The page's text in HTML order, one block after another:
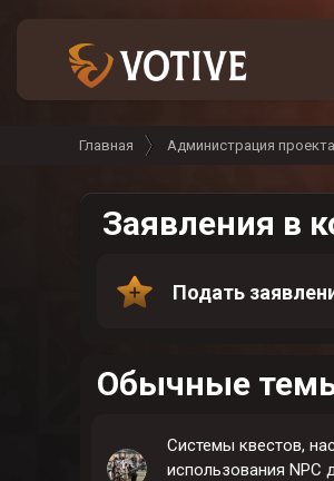
Главная Администрация проекта
Заявления в
Подать
Обычные
Системы квестов,
использования NPC